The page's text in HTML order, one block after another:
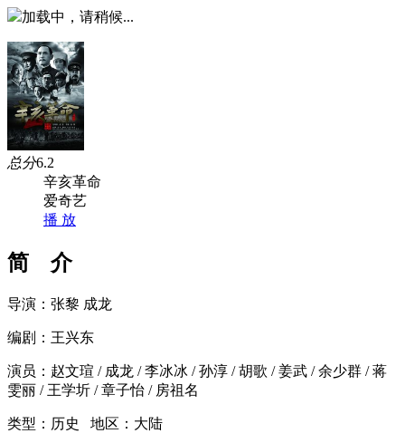
加载中，请稍候...
总分6.2
辛亥革命
爱奇艺
播 放
简 介
导演：张黎 成龙
编剧：王兴东
演员：赵文瑄 / 成龙 / 李冰冰 / 孙淳 / 胡歌 / 姜武 / 余少群 / 蒋
雯丽 / 王学圻 / 章子怡 / 房祖名
类型：历史 地区：大陆